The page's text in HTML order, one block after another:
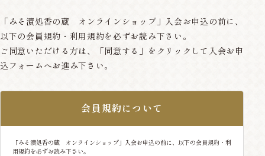
「みそ漬処香の蔵 オンラインショップ」入会お申込の前に、
以下の会員規約・利用規約を必ずお読み下さい。
ご同意いただける方は、「同意する」をクリックして入会お申
込フォームへお進み下さい。
会員規約について
「みそ漬処香の蔵 オンラインショップ」入会お申込の前に、以下の会員規約・利
用規約を必ずお読み下さい。